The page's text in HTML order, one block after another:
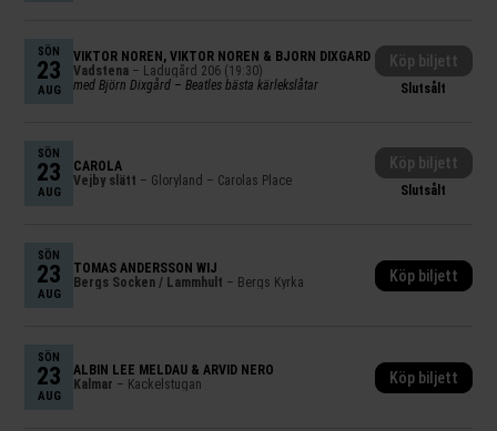
SÖN
23
AUG
VIKTOR NORÉN ,VIKTOR NORÉN & BJÖRN DIXGÅRD
Vadstena – Ladugård 206 (19:30)
med Björn Dixgård – Beatles bästa kärlekslåtar
Slutsålt
Köp biljett
SÖN
23
AUG
CAROLA
Vejby slätt – Gloryland – Carolas Place
Slutsålt
Köp biljett
SÖN
23
AUG
TOMAS ANDERSSON WIJ
Bergs Socken / Lammhult – Bergs Kyrka Köp biljett
SÖN
23
AUG
ALBIN LEE MELDAU & ARVID NERO
Kalmar – Kackelstugan Köp biljett